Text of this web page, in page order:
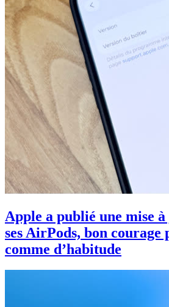
Apple a publié une mise
ses AirPods, bon
comme d’habitude